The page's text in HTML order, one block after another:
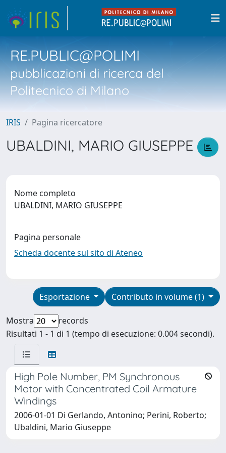
RE.PUBLIC@POLIMI
pubblicazioni di ricerca del
Politecnico di Milano
IRIS Pagina ricercatore
UBALDINI, MARIO GIUSEPPE
Nome completo
UBALDINI, MARIO GIUSEPPE
Pagina personale
Scheda docente sul sito di Ateneo
Contributo in volume (1)
Esportazione
Mostra
records
Risultati 1 - 1 di 1 (tempo di esecuzione: 0.004 secondi).
High Pole Number, PM Synchronous
Motor with Concentrated Coil Armature
Windings
2006-01-01 Di Gerlando, Antonino; Perini, Roberto;
Ubaldini, Mario Giuseppe